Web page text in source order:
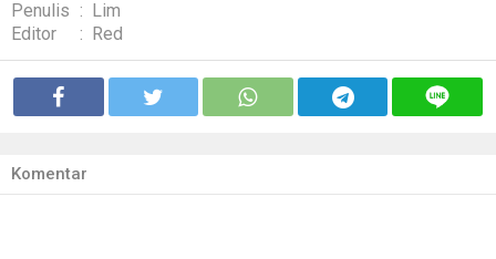
Penulis : Lim
Editor
: Red
Komentar